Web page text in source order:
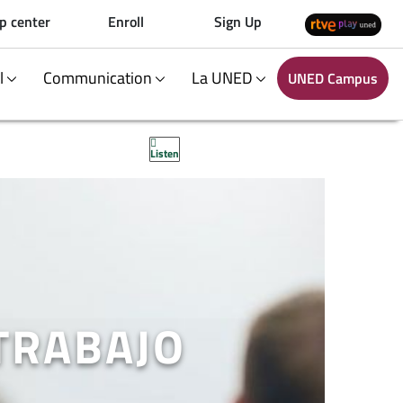
center Enroll Sign Up
Communication La UNED UNED Campus
Listen